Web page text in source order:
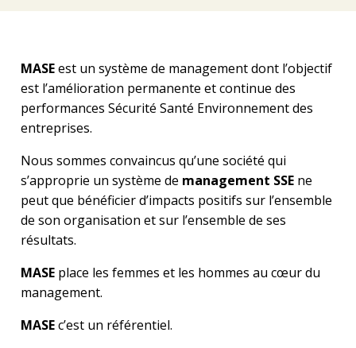
MASEest un système de management dont l’objectif
est l’amélioration permanente et continue des
performances Sécurité Santé Environnement des
entreprises.
Nous sommes convaincus qu’une société qui
s’approprie un système de management SSEne
peut que bénéficier d’impacts positifs sur l’ensemble
de son organisation et sur l’ensemble de ses
résultats.
MASEplace les femmes et les hommes au cœur du
management.
MASEc’est un référentiel.